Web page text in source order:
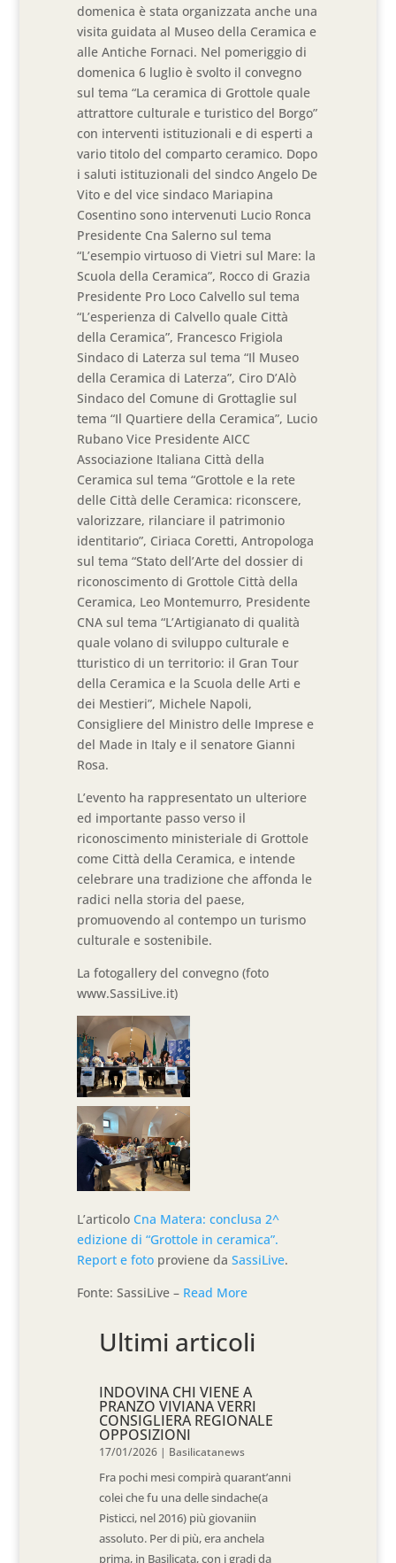
domenica è stata organizzata anche una
visita guidata al Museo della Ceramica e
alle Antiche Fornaci. Nel pomeriggio di
domenica 6 luglio è svolto il convegno
sul tema “La ceramica di Grottole quale
attrattore culturale e turistico del Borgo”
con interventi istituzionali e di esperti a
vario titolo del comparto ceramico. Dopo
i saluti istituzionali del sindco Angelo De
Vito e del vice sindaco Mariapina
Cosentino sono intervenuti Lucio Ronca
Presidente Cna Salerno sul tema
“L’esempio virtuoso di Vietri sul Mare: la
Scuola della Ceramica”, Rocco di Grazia
Presidente Pro Loco Calvello sul tema
“L’esperienza di Calvello quale Città
della Ceramica”, Francesco Frigiola
Sindaco di Laterza sul tema “Il Museo
della Ceramica di Laterza”, Ciro D’Alò
Sindaco del Comune di Grottaglie sul
tema “Il Quartiere della Ceramica”, Lucio
Rubano Vice Presidente AICC
Associazione Italiana Città della
Ceramica sul tema “Grottole e la rete
delle Città delle Ceramica: riconscere,
valorizzare, rilanciare il patrimonio
identitario”, Ciriaca Coretti, Antropologa
sul tema “Stato dell’Arte del dossier di
riconoscimento di Grottole Città della
Ceramica, Leo Montemurro, Presidente
CNA sul tema “L’Artigianato di qualità
quale volano di sviluppo culturale e
tturistico di un territorio: il Gran Tour
della Ceramica e la Scuola delle Arti e
dei Mestieri”, Michele Napoli,
Consigliere del Ministro delle Imprese e
del Made in Italy e il senatore Gianni
Rosa.
L’evento ha rappresentato un ulteriore
ed importante passo verso il
riconoscimento ministeriale di Grottole
come Città della Ceramica, e intende
celebrare una tradizione che affonda le
radici nella storia del paese,
promuovendo al contempo un turismo
culturale e sostenibile.
La fotogallery del convegno (foto
www.SassiLive.it)
L’articoloCna Matera: conclusa 2^
edizione di “Grottole in ceramica”.
Report e foto proviene daSassiLive.
Fonte: SassiLive – Read More
Ultimi articoli
INDOVINA CHI VIENE A
PRANZO VIVIANA VERRI
CONSIGLIERA REGIONALE
OPPOSIZIONI
17/01/2026 | Basilicatanews
Fra pochi mesi compirà quarant’anni
colei che fu una delle sindache(a
Pisticci, nel 2016) più giovaniin
assoluto. Per di più, era anchela
prima, in Basilicata, con i gradi da